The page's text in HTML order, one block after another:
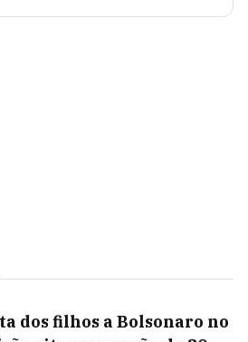
dos filhos a Bolsonaro no